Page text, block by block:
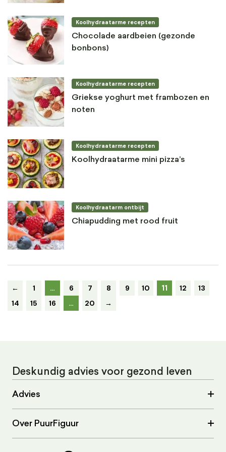
Koolhydraatarme recepten
Chocolade aardbeien (gezonde
bonbons)
Koolhydraatarme recepten
Griekse yoghurt met frambozen en
noten
Koolhydraatarme recepten
Koolhydraatarme mini pizza’s
Koolhydraatarm ontbijt
Chiapudding met rood fruit
← 1 … 6 7 8 9 10 11 12
13
14
15 16 … 20 →
Deskundig advies voor gezond leven
Advies
Over PuurFiguur